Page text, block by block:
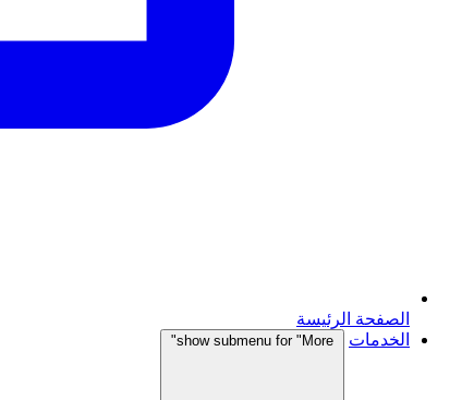
الصفحة الرئيسة
الخدمات
show submenu for "More"